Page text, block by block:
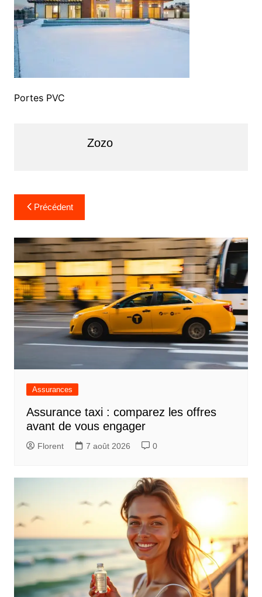
Portes PVC
Zozo
Navigation
de
l’article
Précédent
Assurances
Assurance taxi : comparez les offres
avant de vous engager
Florent 7 août 2026 0